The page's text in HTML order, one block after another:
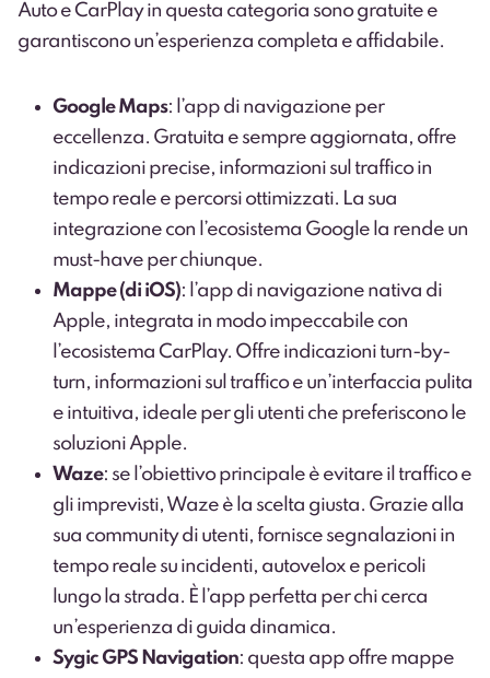
Auto e CarPlay in questa categoria sono gratuite e
garantiscono un’esperienza completa e affidabile.
Google Maps: l’app di navigazione per
eccellenza. Gratuita e sempre aggiornata, offre
indicazioni precise, informazioni sul traffico in
tempo reale e percorsi ottimizzati. La sua
integrazione con l’ecosistema Google la rende un
must-have per chiunque.
Mappe (di iOS): l’app di navigazione nativa di
Apple, integrata in modo impeccabile con
l’ecosistema CarPlay. Offre indicazioni turn-by-
turn, informazioni sul traffico e un’interfaccia pulita
e intuitiva, ideale per gli utenti che preferiscono le
soluzioni Apple.
Waze: se l’obiettivo principale è evitare il traffico e
gli imprevisti, Waze è la scelta giusta. Grazie alla
sua community di utenti, fornisce segnalazioni in
tempo reale su incidenti, autovelox e pericoli
lungo la strada. È l’app perfetta per chi cerca
un’esperienza di guida dinamica.
Sygic GPS Navigation: questa app offre mappe